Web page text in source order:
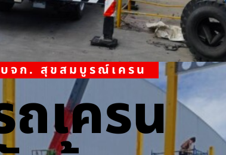
บจก. สุขสมบูรณ์เครน
ถเครน